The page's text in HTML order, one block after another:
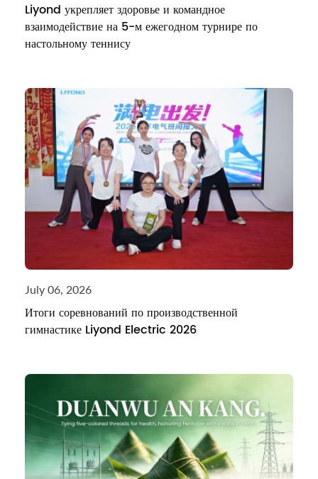
Liyond укрепляет здоровье и командное
взаимодействие на 5-м ежегодном турнире по
настольному теннису
July 06, 2026
Итоги соревнований по производственной
гимнастике Liyond Electric 2026